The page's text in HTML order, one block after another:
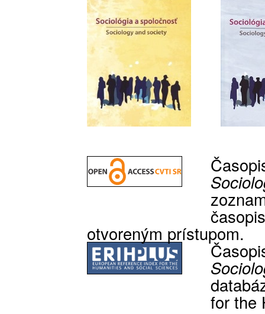
otvoreným prístupom.
for the